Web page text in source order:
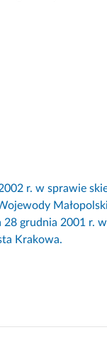
r. w sprawie
grudnia 2001 r.
Krakowa.